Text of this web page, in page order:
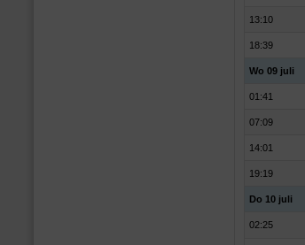
13:10
18:39
Wo 09 juli
01:41
07:09
14:01
19:19
Do 10 juli
02:25